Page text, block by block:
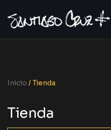
Inicio / Tienda
Tienda